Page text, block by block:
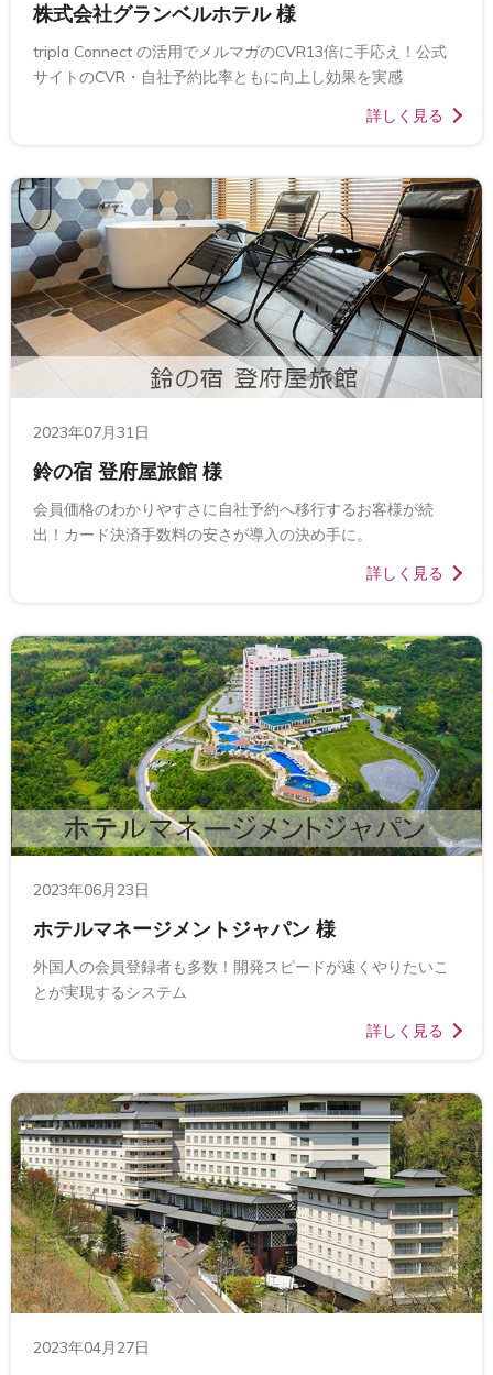
株式会社グランベルホテル 様
tripla Connect の活用でメルマガのCVR13倍に手応え！公式
サイトのCVR・自社予約比率ともに向上し効果を実感
詳しく見る
2023年07月31日
鈴の宿 登府屋旅館 様
会員価格のわかりやすさに自社予約へ移行するお客様が続
出！カード決済手数料の安さが導入の決め手に。
詳しく見る
2023年06月23日
ホテルマネージメントジャパン 様
外国人の会員登録者も多数！開発スピードが速くやりたいこ
とが実現するシステム
詳しく見る
2023年04月27日